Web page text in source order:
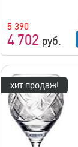
5 390
4 702 руб.
хит продаж!